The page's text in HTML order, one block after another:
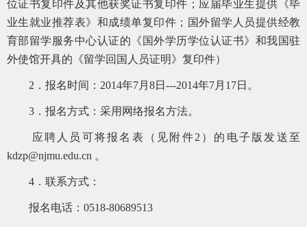
位证书复印件及其他获奖证书复印件；应届毕业生提供《毕
业生就业推荐表》和成绩单复印件；国外留学人员提供经教
育部留学服务中心认证的《国外学历学位认证书》和我国驻
外使馆开具的《留学回国人员证明》复印件）
2．报名时间：2014年7月8日---2014年7月17日。
3．报名方式：采用网络报名方法。
应聘人员可将报名表（见附件2）的电子版发送至
kdzp@njmu.edu.cn 。
4．联系方式：
报名电话：0518-80689513